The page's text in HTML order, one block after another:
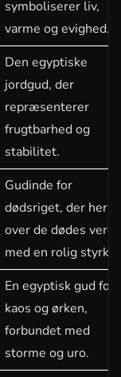
symboliserer liv,
varme og evighed.
Den egyptiske
jordgud, der
repræsenterer
frugtbarhed og
stabilitet.
Gudinde for
dødsriget, der
over de dødes
med en rolig styrke.
En egyptisk gud for
kaos og ørken,
forbundet med
storme og uro.